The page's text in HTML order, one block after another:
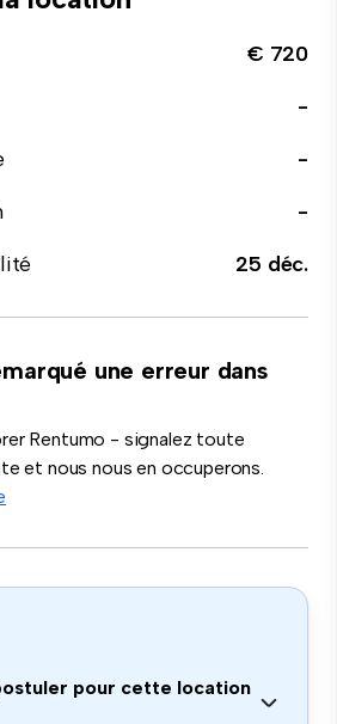
€ 720
-
-
-
25 déc.
une erreur dans
Rentumo - signalez toute
et nous nous en occuperons.
pour cette location